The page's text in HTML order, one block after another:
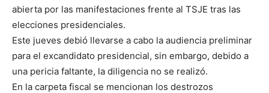
abierta por las manifestaciones frente al TSJE tras las
elecciones presidenciales.
Este jueves debió llevarse a cabo la audiencia preliminar
para el excandidato presidencial, sin embargo, debido a
una pericia faltante, la diligencia no se realizó.
En la carpeta fiscal se mencionan los destrozos